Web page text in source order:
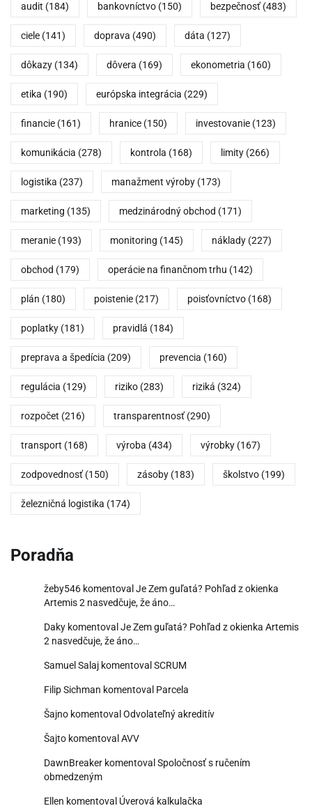
audit (184) bankovníctvo (150) bezpečnosť (483)
ciele (141) doprava (490) dáta (127)
dôkazy (134) dôvera (169) ekonometria (160)
etika (190) európska integrácia (229)
financie (161) hranice (150) investovanie (123)
komunikácia (278) kontrola (168) limity (266)
logistika (237) manažment výroby (173)
marketing (135) medzinárodný obchod (171)
meranie (193) monitoring (145) náklady (227)
obchod (179) operácie na finančnom trhu (142)
plán (180) poistenie (217) poisťovníctvo (168)
poplatky (181) pravidlá (184)
preprava a špedícia (209) prevencia (160)
regulácia (129) riziko (283) riziká (324)
rozpočet (216) transparentnosť (290)
transport (168) výroba (434) výrobky (167)
zodpovednosť (150) zásoby (183) školstvo (199)
železničná logistika (174)
Poradňa
žeby546 komentoval Je Zem guľatá? Pohľad z okienka
Artemis 2 nasvedčuje, že áno…
Daky komentoval Je Zem guľatá? Pohľad z okienka Artemis
2 nasvedčuje, že áno…
Samuel Salaj komentoval SCRUM
Filip Sichman komentoval Parcela
Šajno komentoval Odvolateľný akreditív
Šajto komentoval AVV
DawnBreaker komentoval Spoločnosť s ručením
obmedzeným
Ellen komentoval Úverová kalkulačka